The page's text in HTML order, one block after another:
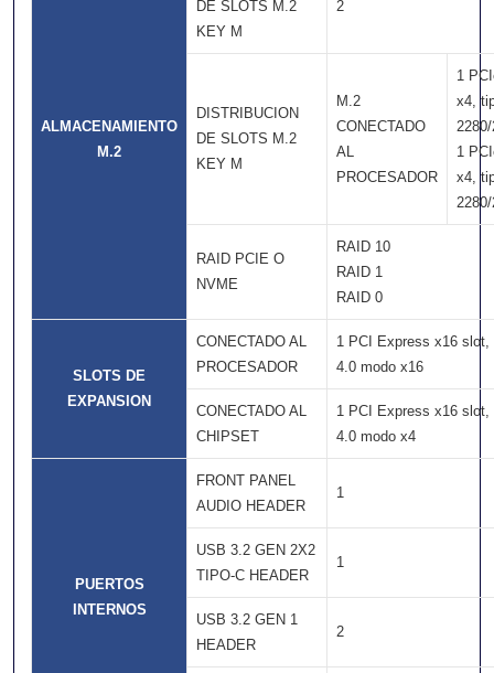
ALMACENAMIENTO
M.2
DE SLOTS M.2
KEY M
2
DISTRIBUCION
DE SLOTS M.2
KEY M
M.2
CONECTADO
AL
PROCESADOR
1
x4,
1
x4,
RAID PCIE O
NVME
RAID 10
RAID 1
RAID 0
SLOTS DE
EXPANSION
CONECTADO AL
PROCESADOR
1 PCI Express x16 slot,
4.0 modo x16
CONECTADO AL
CHIPSET
1 PCI Express x16 slot,
4.0 modo x4
PUERTOS
INTERNOS
FRONT PANEL
AUDIO HEADER
1
USB 3.2 GEN 2X2
TIPO-C HEADER
1
USB 3.2 GEN 1
HEADER
2